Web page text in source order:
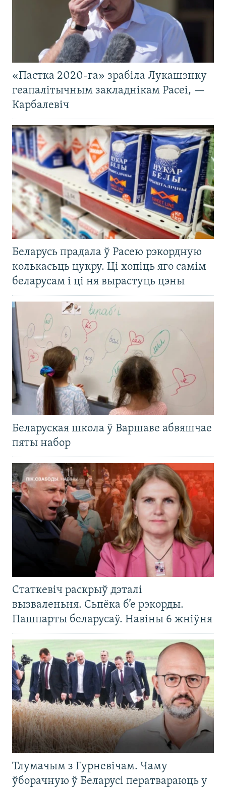
«Пастка 2020-га» зрабіла Лукашэнку
геапалітычным закладнікам Расеі, —
Карбалевіч
Беларусь прадала ў Расею рэкордную
колькасьць цукру. Ці хопіць яго самім
беларусам і ці ня вырастуць цэны
Беларуская школа ў Варшаве абвяшчае
пяты набор
Статкевіч раскрыў дэталі
вызваленьня. Сьпёка б’е рэкорды.
Пашпарты беларусаў. Навіны 6 жніўня
Тлумачым з Гурневічам. Чаму
ўборачную ў Беларусі ператвараюць у